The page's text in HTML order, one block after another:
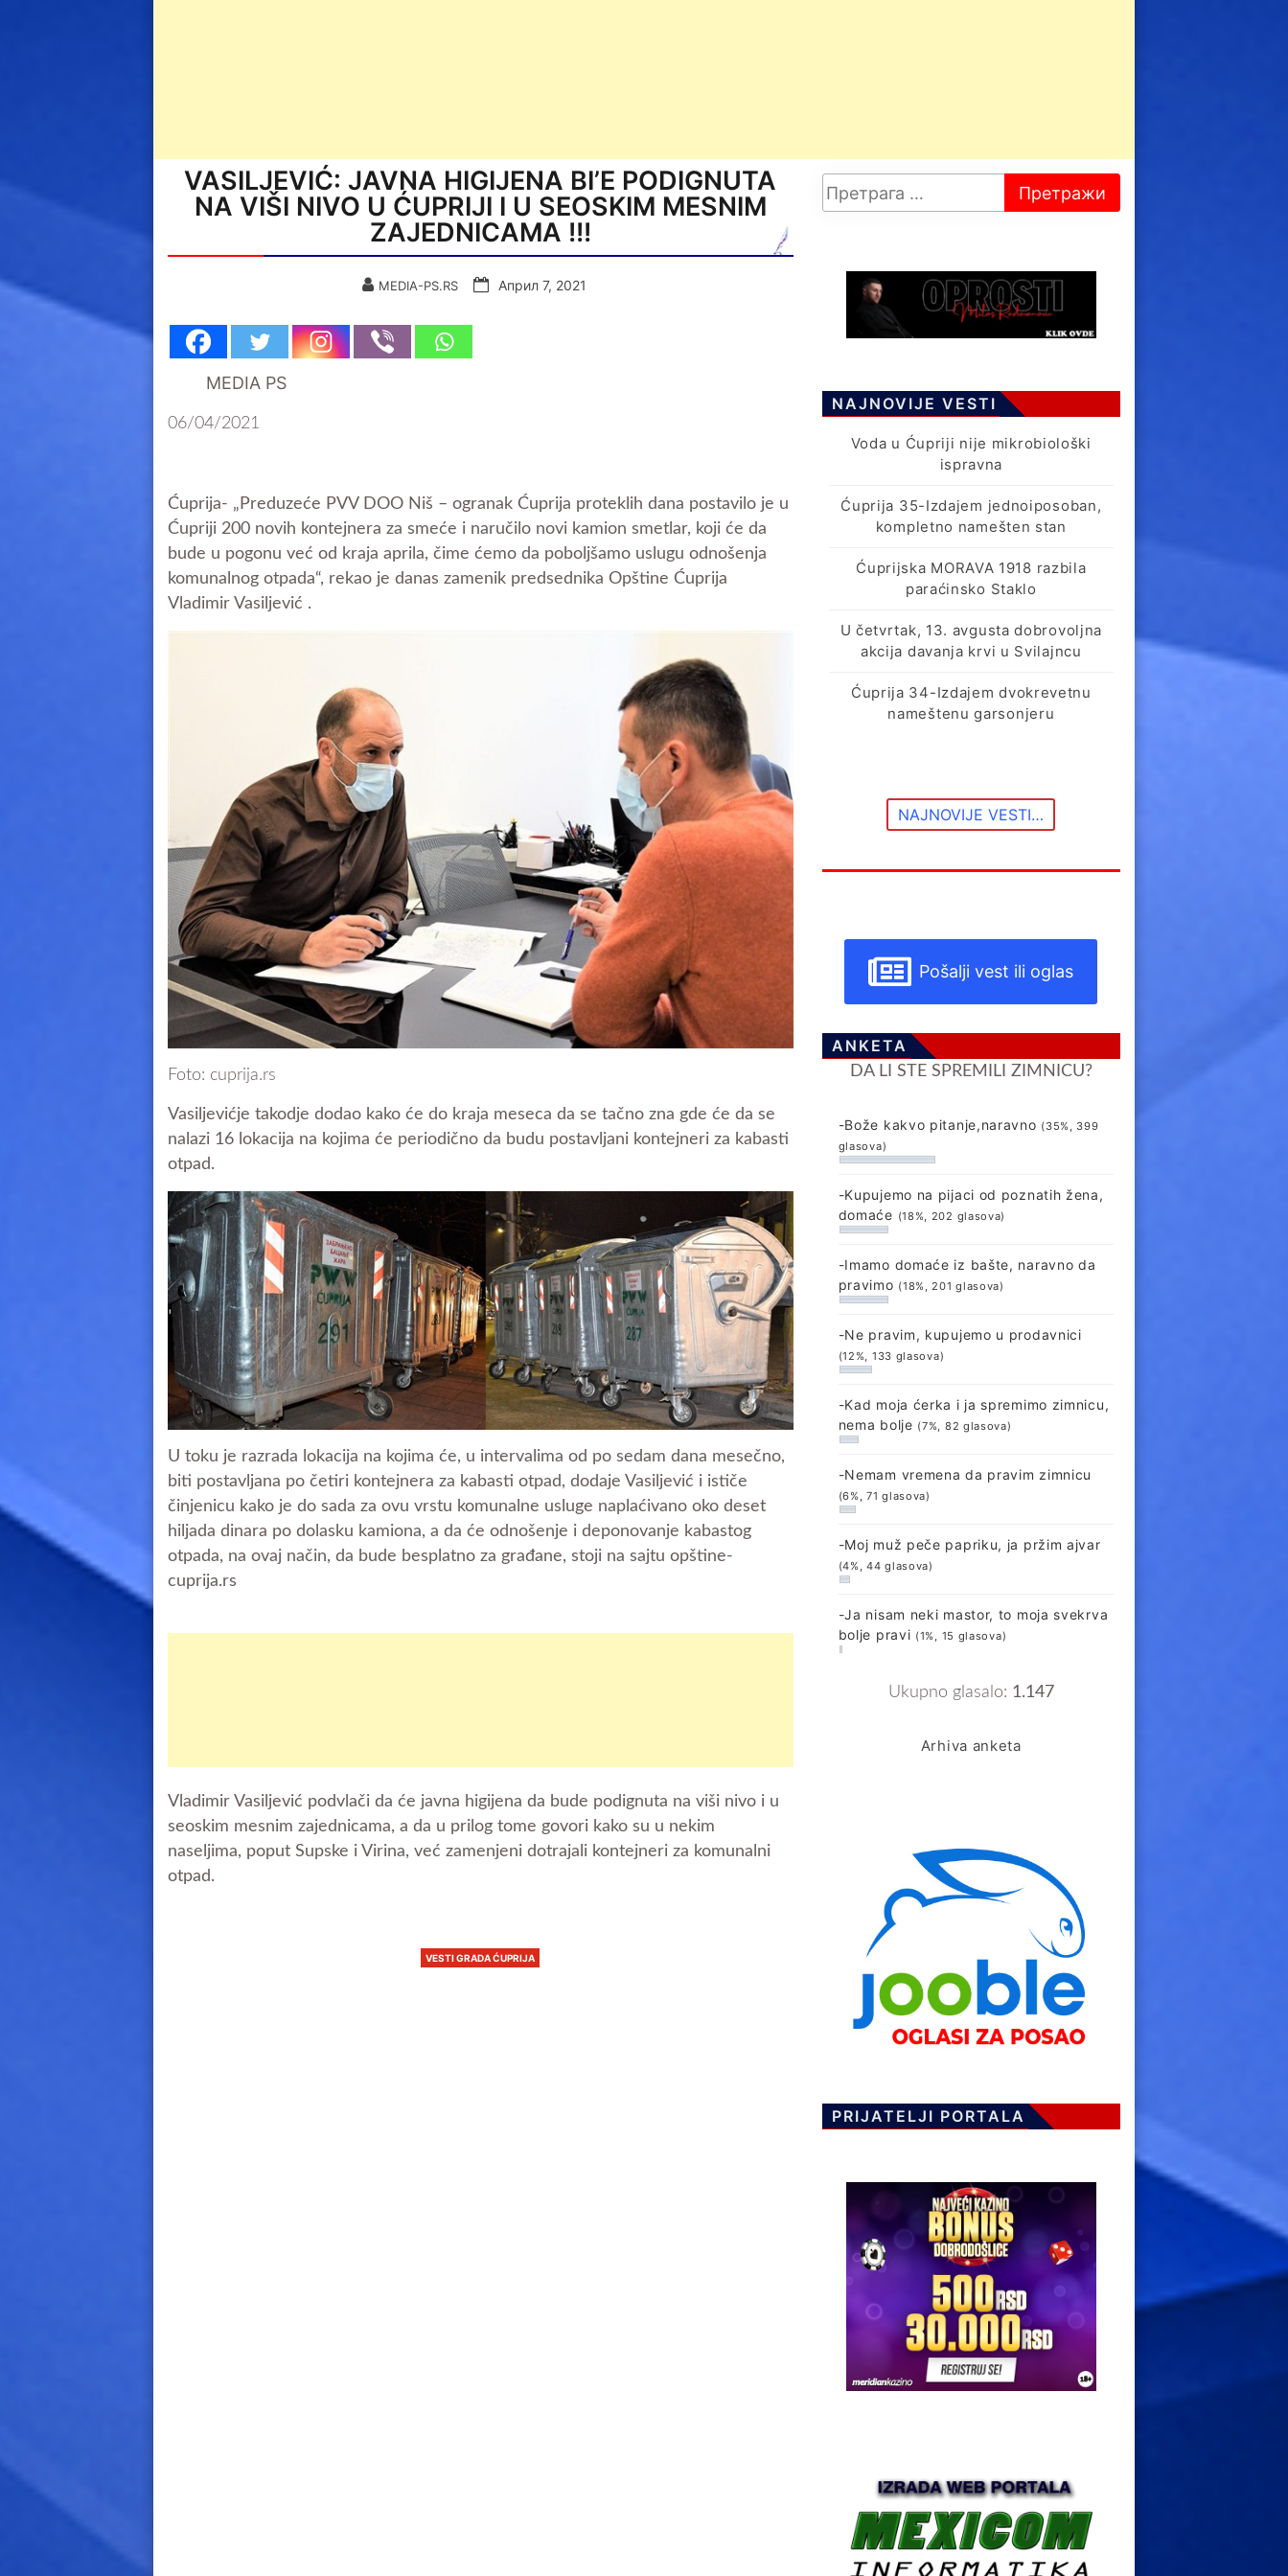
VASILJEVIĆ: JAVNA HIGIJENA BI’E PODIGNUTA
NA VIŠI NIVO U ĆUPRIJI I U SEOSKIM MESNIM
ZAJEDNICAMA !!!
MEDIA-PS.RS Април 7, 2021
MEDIA PS
06/04/2021
Ćuprija- „Preduzeće PVV DOO Niš – ogranak Ćuprija proteklih dana postavilo je u
Ćupriji 200 novih kontejnera za smeće i naručilo novi kamion smetlar, koji će da
bude u pogonu već od kraja aprila, čime ćemo da poboljšamo uslugu odnošenja
komunalnog otpada“, rekao je danas zamenik predsednika Opštine Ćuprija
Vladimir Vasiljević .
Foto: cuprija.rs
Vasiljevićje takodje dodao kako će do kraja meseca da se tačno zna gde će da se
nalazi 16 lokacija na kojima će periodično da budu postavljani kontejneri za kabasti
otpad.
U toku je razrada lokacija na kojima će, u intervalima od po sedam dana mesečno,
biti postavljana po četiri kontejnera za kabasti otpad, dodaje Vasiljević i ističe
činjenicu kako je do sada za ovu vrstu komunalne usluge naplaćivano oko deset
hiljada dinara po dolasku kamiona, a da će odnošenje i deponovanje kabastog
otpada, na ovaj način, da bude besplatno za građane, stoji na sajtu opštine-
cuprija.rs
Vladimir Vasiljević podvlači da će javna higijena da bude podignuta na viši nivo i u
seoskim mesnim zajednicama, a da u prilog tome govori kako su u nekim
naseljima, poput Supske i Virina, već zamenjeni dotrajali kontejneri za komunalni
otpad.
VESTI GRADA ĆUPRIJA
NAJNOVIJE VESTI
Voda u Ćupriji nije mikrobiološki
ispravna
Ćuprija 35-Izdajem jednoiposoban,
kompletno namešten stan
Ćuprijska MORAVA 1918 razbila
paraćinsko Staklo
U četvrtak, 13. avgusta dobrovoljna
akcija davanja krvi u Svilajncu
Ćuprija 34-Izdajem dvokrevetnu
nameštenu garsonjeru
NAJNOVIJE VESTI…
Pošalji vest ili oglas
ANKETA
DA LI STE SPREMILI ZIMNICU?
-Bože kakvo pitanje,naravno (35%, 399
glasova)
-Kupujemo na pijaci od poznatih žena,
domaće (18%, 202 glasova)
-Imamo domaće iz bašte, naravno da
pravimo (18%, 201 glasova)
-Ne pravim, kupujemo u prodavnici
(12%, 133 glasova)
-Kad moja ćerka i ja spremimo zimnicu,
nema bolje (7%, 82 glasova)
-Nemam vremena da pravim zimnicu
(6%, 71 glasova)
-Moj muž peče papriku, ja pržim ajvar
(4%, 44 glasova)
-Ja nisam neki mastor, to moja svekrva
bolje pravi (1%, 15 glasova)
Ukupno glasalo: 1.147
Arhiva anketa
PRIJATELJI PORTALA